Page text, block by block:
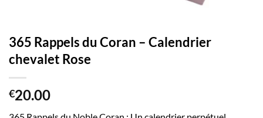
365 Rappels du Coran – Calendrier
chevalet Rose
€20.00